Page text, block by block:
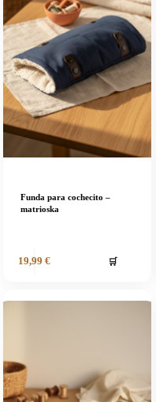
Funda para cochecito –
matrioska
19,99 € 🛒